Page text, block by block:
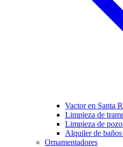
Vactor en Santa
Limpieza de
Limpieza de
Alquiler de
Ornamentadores